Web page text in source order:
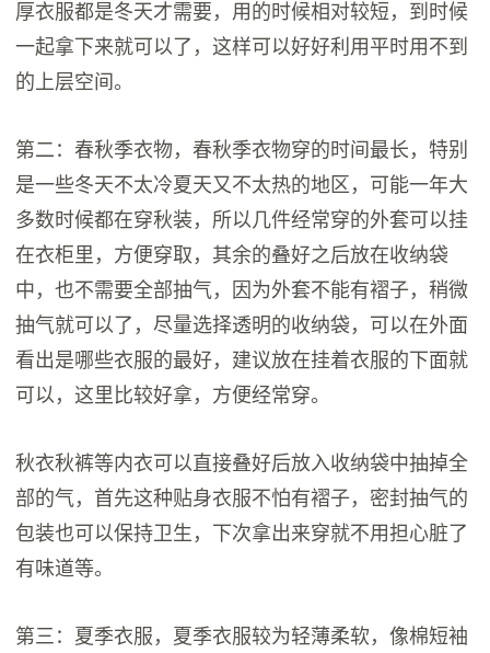
厚衣服都是冬天才需要，用的时候相对较短，到时候
一起拿下来就可以了，这样可以好好利用平时用不到
的上层空间。
第二：春秋季衣物，春秋季衣物穿的时间最长，特别
是一些冬天不太冷夏天又不太热的地区，可能一年大
多数时候都在穿秋装，所以几件经常穿的外套可以挂
在衣柜里，方便穿取，其余的叠好之后放在收纳袋
中，也不需要全部抽气，因为外套不能有褶子，稍微
抽气就可以了，尽量选择透明的收纳袋，可以在外面
看出是哪些衣服的最好，建议放在挂着衣服的下面就
可以，这里比较好拿，方便经常穿。
秋衣秋裤等内衣可以直接叠好后放入收纳袋中抽掉全
部的气，首先这种贴身衣服不怕有褶子，密封抽气的
包装也可以保持卫生，下次拿出来穿就不用担心脏了
有味道等。
第三：夏季衣服，夏季衣服较为轻薄柔软，像棉短袖